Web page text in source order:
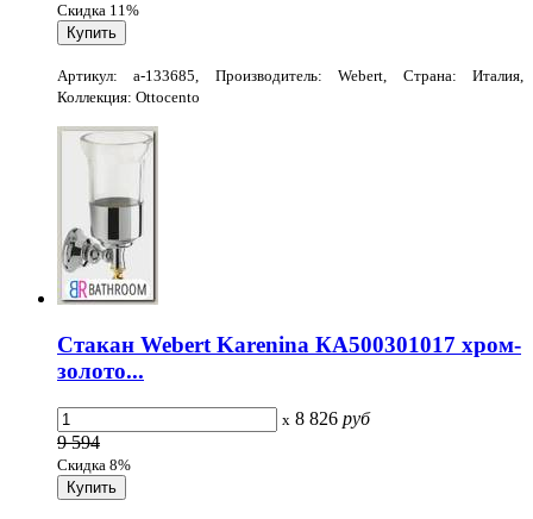
Скидка 11%
Артикул: a-133685, Производитель: Webert, Страна: Италия,
Коллекция: Ottocento
Стакан Webert Karenina КА500301017 хром-
золото...
x 8 826 руб
9 594
Скидка 8%